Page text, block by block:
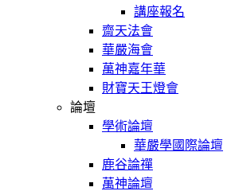
講座報名
齋天法會
華嚴海會
萬神嘉年華
財寶天王燈會
論壇
學術論壇
華嚴學國際論壇
鹿谷論禪
萬神論壇